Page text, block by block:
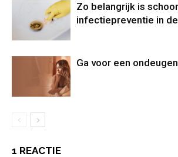
Zo belangrijk is
infectiepreventie in
Ga voor een
1 REACTIE